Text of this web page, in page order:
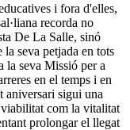
i fora d'elles,
recorda no
De La Salle, sinó
la seva petjada en tots
la seva Missió per a
en el temps i en
aniversari sigui una
com la vitalitat
prolongar el llegat